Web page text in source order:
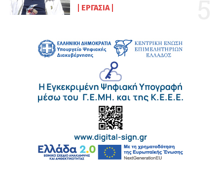
ΕΡΓΑΣΊΑ